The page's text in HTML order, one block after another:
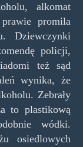
alkomat
promila
Dziewczynki
policji,
też sąd
wynika, że
Zebrały
to plastikową
wódki.
osiedlowych